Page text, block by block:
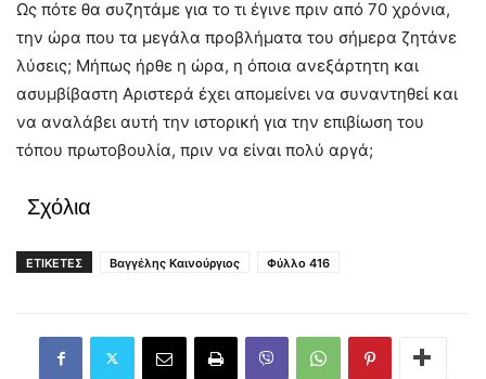
Ως πότε θα συζητάμε για το τι έγινε πριν από 70 χρόνια,
την ώρα που τα μεγάλα προβλήματα του σήμερα ζητάνε
λύσεις; Μήπως ήρθε η ώρα, η όποια ανεξάρτητη και
ασυμβίβαστη Αριστερά έχει απομείνει να συναντηθεί και
να αναλάβει αυτή την ιστορική για την επιβίωση του
τόπου πρωτοβουλία, πριν να είναι πολύ αργά;
Σχόλια
ΕΤΙΚΕΤΕΣ Βαγγέλης Καινούργιος Φύλλο 416